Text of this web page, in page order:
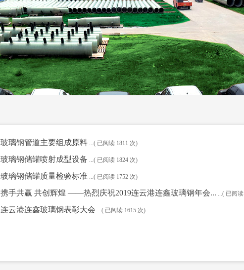
玻璃钢管道主要组成原料 ...( 已阅读 1811 次)
玻璃钢储罐喷射成型设备 ...( 已阅读 1824 次)
玻璃钢储罐质量检验标准 ...( 已阅读 1752 次)
携手共赢 共创辉煌 ——热烈庆祝2019连云港连鑫玻璃钢年会... ...( 已阅读
连云港连鑫玻璃钢表彰大会 ...( 已阅读 1615 次)